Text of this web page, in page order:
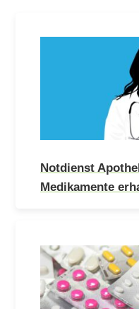
Notdienst
Medikamente